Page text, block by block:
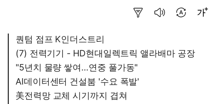
퀀텀 점프 K인더스트리
(7) 전력기기 - HD현대일렉트릭 앨라배마 공장
"5년치 물량 쌓여…연중 풀가동"
AI데이터센터 건설붐 '수요 폭발'
美전력망 교체 시기까지 겹쳐